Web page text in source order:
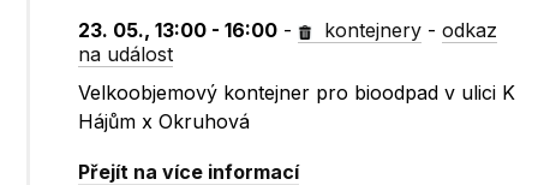
23. 05., 13:00 - 16:00 - kontejnery -odkaz
na událost
Velkoobjemový kontejner pro bioodpad v ulici K
Hájům x Okruhová
Přejít na více informací